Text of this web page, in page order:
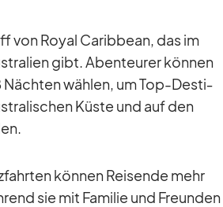
von Royal Ca­rib­bean, das im
gibt. Aben­teu­rer kön­nen
Näch­ten wäh­len, um Top-De­sti­
Küste und auf den
kön­nen Rei­sende mehr
sie mit Fa­mi­lie und Freun­den